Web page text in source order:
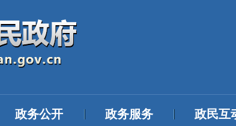
政务公开 政务服务 政民互